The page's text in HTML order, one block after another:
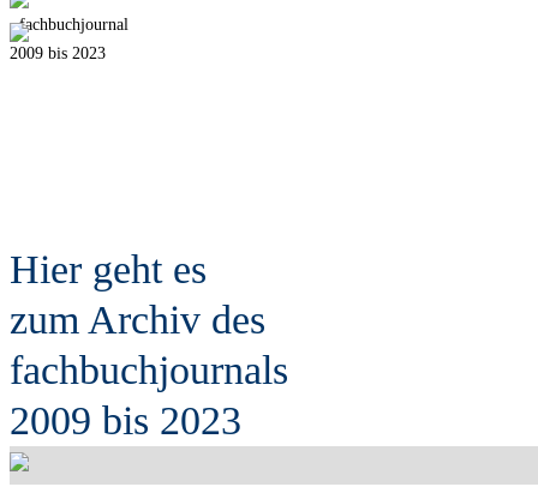
fachbuchjournal
2009 bis 2023
Hier geht es
zum Archiv des
fachbuchjournals
2009 bis 2023